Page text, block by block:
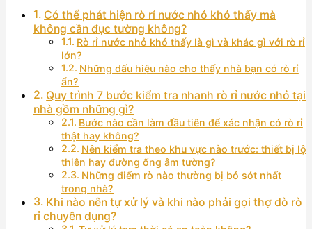
Có thể phát hiện rò rỉ nước nhỏ khó thấy mà
không cần đục tường không?
Rò rỉ nước nhỏ khó thấy là gì và khác gì với rò rỉ
lớn?
Những dấu hiệu nào cho thấy nhà bạn có rò rỉ
ẩn?
Quy trình 7 bước kiểm tra nhanh rò rỉ nước nhỏ tại
nhà gồm những gì?
Bước nào cần làm đầu tiên để xác nhận có rò rỉ
thật hay không?
Nên kiểm tra theo khu vực nào trước: thiết bị lộ
thiên hay đường ống âm tường?
Những điểm rò nào thường bị bỏ sót nhất
trong nhà?
Khi nào nên tự xử lý và khi nào phải gọi thợ dò rò
rỉ chuyên dụng?